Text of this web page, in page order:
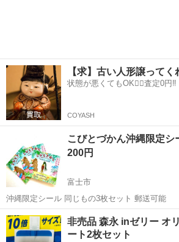
【求】古い人形譲ってく
状態が悪くてもOK🙆‍♀️査定0円‼️
COYASH
こびとづかん沖縄限定シ
200円
富士市
沖縄限定シール 同じもの3枚セット 郵送可能
静岡 富士市 ノベルティグッズ こ
非売品 森永 inゼリー オ
ート2枚セット